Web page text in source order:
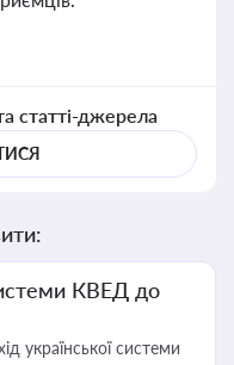
статті-джерела
КВЕД до
української системи